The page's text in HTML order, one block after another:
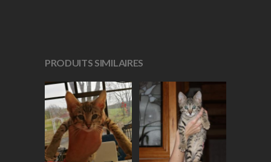
PRODUITS SIMILAIRES